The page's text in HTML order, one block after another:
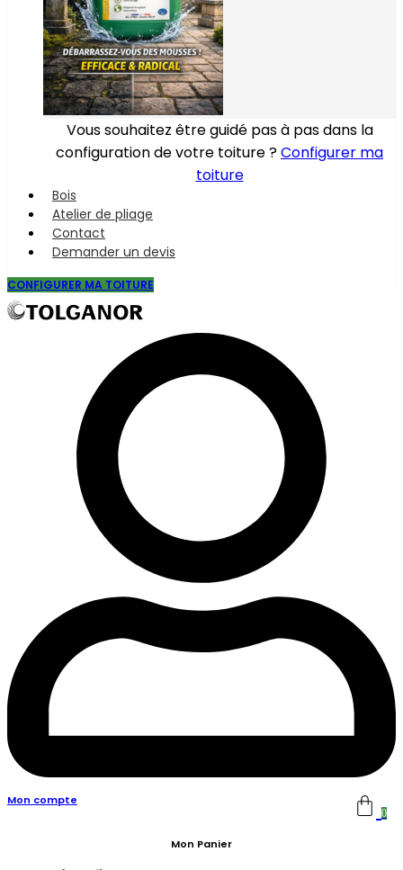
Vous souhaitez être guidé pas à pas dans la
configuration de votre toiture ?Configurer ma
toiture
Bois
Atelier de pliage
Contact
Demander un devis
CONFIGURER MA TOITURE
Mon compte
0
Mon Panier